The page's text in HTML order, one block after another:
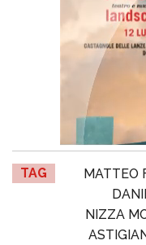
TAG MATTEO
NIZZA